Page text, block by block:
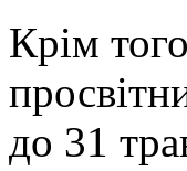
Крім
до 31